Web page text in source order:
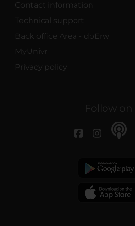
Contact information
Technical support
Back office Area - dbErw
MyUnivr
Privacy policy
Follow on